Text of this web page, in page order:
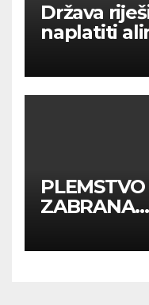
Država
naplatiti
ZABRANA
SAMO ZA